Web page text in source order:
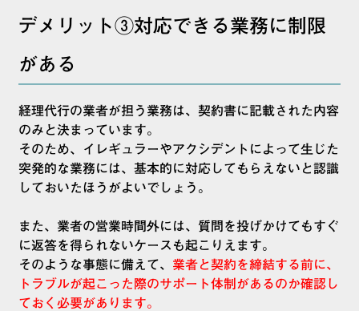
デメリット③対応できる業務に制限
がある
経理代行の業者が担う業務は、契約書に記載された内容
のみと決まっています。
そのため、イレギュラーやアクシデントによって生じた
突発的な業務には、基本的に対応してもらえないと認識
しておいたほうがよいでしょう。
また、業者の営業時間外には、質問を投げかけてもすぐ
に返答を得られないケースも起こりえます。
そのような事態に備えて、 業者と契約を締結する前に、
トラブルが起こった際のサポート体制があるのか確認し
ておく必要があります。